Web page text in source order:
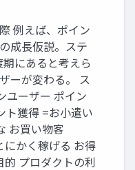
例えば、ポイン
成⻑仮説。ステ
にあると考えら
ーが変わる。 ス
ユーザー ポイン
ト獲得 =お⼩遣い
お買い物客
にかく稼げる お得
的 プロダクトの利